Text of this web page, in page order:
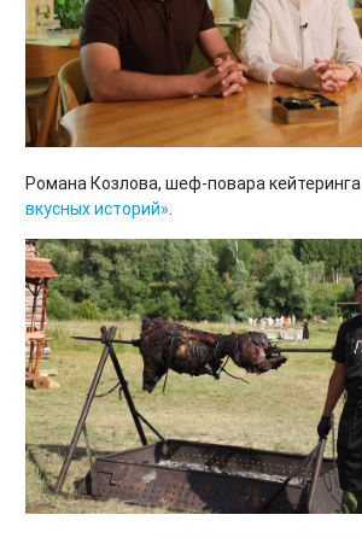
Романа Козлова, шеф-повара кейтеринга
вкусных историй».